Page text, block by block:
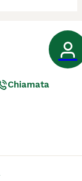
Chiamata